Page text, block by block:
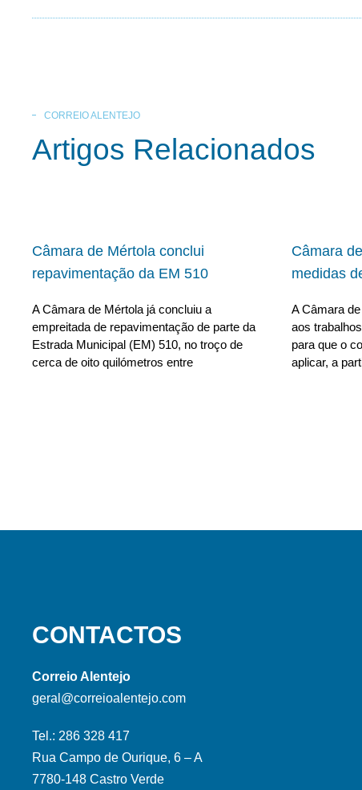
CORREIO ALENTEJO
Artigos Relacionados
Câmara de Mértola conclui
repavimentação da EM 510
A Câmara de Mértola já concluiu a
empreitada de repavimentação de parte da
Estrada Municipal (EM) 510, no troço de
cerca de oito quilómetros entre
Câmara
medidas
A Câmara
aos
para que o
aplicar, a
CONTACTOS
Correio Alentejo
geral@correioalentejo.com
Tel.: 286 328 417
Rua Campo de Ourique, 6 – A
7780-148 Castro Verde